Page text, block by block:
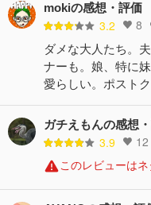
mokiの感想・評価
3.2 8
ダメな大人たち。
ナーも。娘、特に
愛らしい。ポスト
ガチえもんの感想
3.9 12
このレビューは